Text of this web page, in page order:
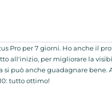
Pro per 7 giorni. Ho anche il
all'inizio, per migliorare la
si può anche guadagnare bene.
tutto ottimo!